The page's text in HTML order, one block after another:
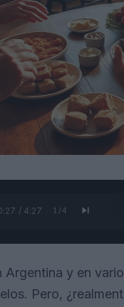
/ 4:27 1 /4
Argentina y en
Pero,